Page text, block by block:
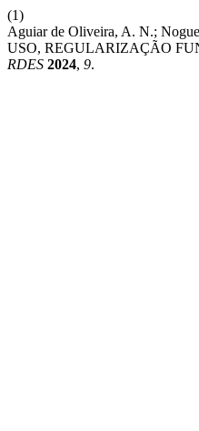
(1)
Aguiar de Oliveira, A. N.;
USO, REGULARIZAÇÃO
RDES 2024, 9.